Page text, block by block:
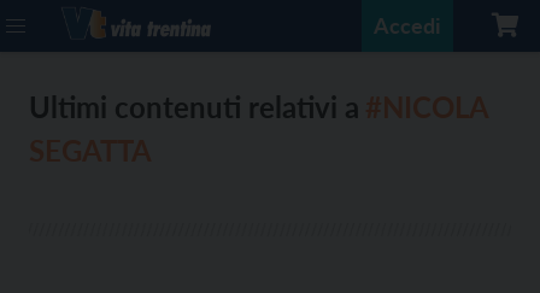
Accedi
Ultimi contenuti relativi a